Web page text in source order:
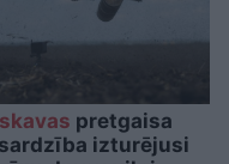
pretgaisa
izturējusi